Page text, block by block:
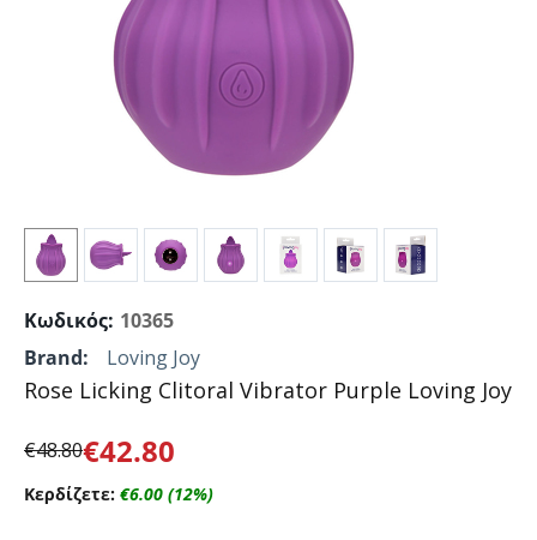
Rose Licking Clitoral Vibrator Purple Loving Joy
Brand: Loving Joy
€48.80€42.80
Κερδίζετε: €6.00 (12%)
Κωδικός: 10365